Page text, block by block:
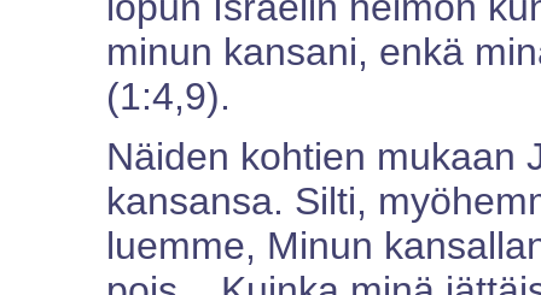
minun kansani, enkä
(1:4,9).
Näiden kohtien mukaan
kansansa. Silti,
luemme, Minun